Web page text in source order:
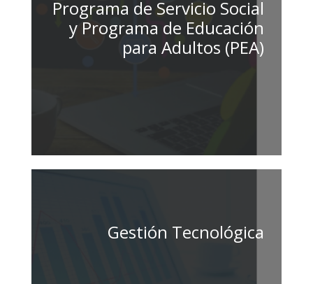
Programa de Servicio Social
y Programa de Educación
para Adultos (PEA)
Gestión Tecnológica